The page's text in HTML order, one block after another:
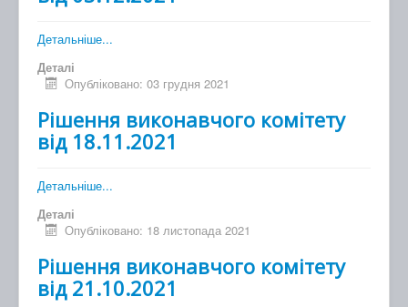
Детальніше...
Деталі
Опубліковано: 03 грудня 2021
Рішення виконавчого комітету
від 18.11.2021
Детальніше...
Деталі
Опубліковано: 18 листопада 2021
Рішення виконавчого комітету
від 21.10.2021